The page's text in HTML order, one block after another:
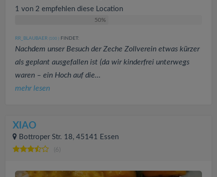
1 von 2 empfehlen diese Location
50%
RR_BLAUBAER (100 ) FINDET:
Nachdem unser Besuch der Zeche Zollverein etwas kürzer
als geplant ausgefallen ist (da wir kinderfrei unterwegs
waren – ein Hoch auf die...
mehr lesen
XIAO
Bottroper Str. 18, 45141 Essen
(6)